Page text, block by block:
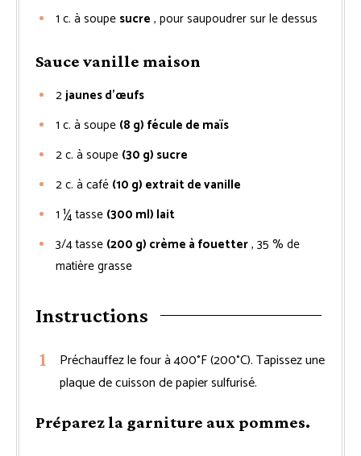
1 c. à soupe sucre , pour saupoudrer sur le dessus
Sauce vanille maison
2jaunes d’œufs
1 c. à soupe (8 g) fécule de maïs
2c. à soupe (30 g) sucre
2c. à café (10 g) extrait de vanille
1 ¼tasse (300 ml) lait
3/4tasse (200 g) crème à fouetter, 35 % de
matière grasse
Instructions
Préchauffez le four à 400°F (200°C). Tapissez une
plaque de cuisson de papier sulfurisé.
Préparez la garniture aux pommes.